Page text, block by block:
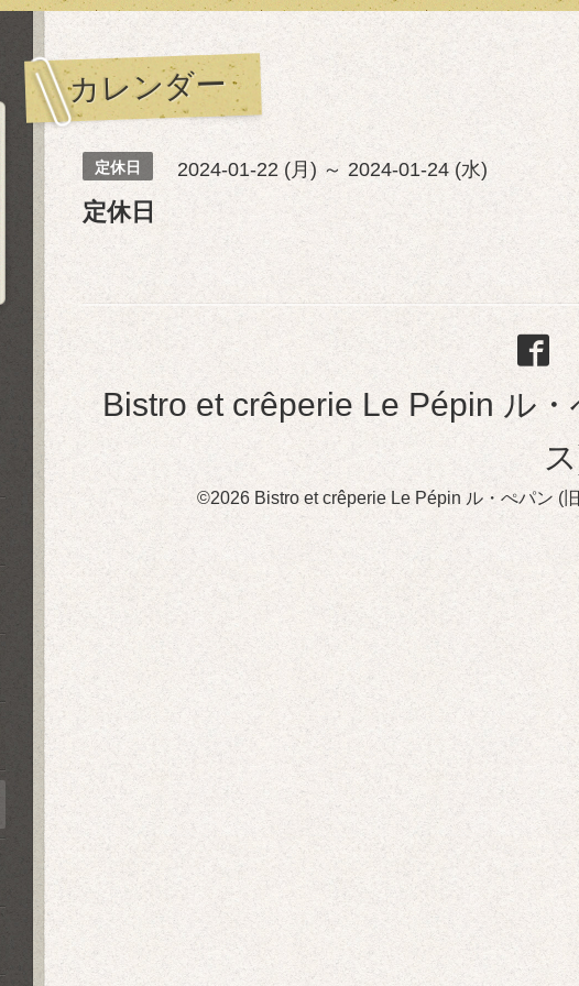
カレンダー
定休日 2024-01-22 (月) ～ 2024-01-24 (水)
定休日
Bistro et crêperie Le Pépin ル
©2026 Bistro et crêperie Le Pépin ル・ぺパン (